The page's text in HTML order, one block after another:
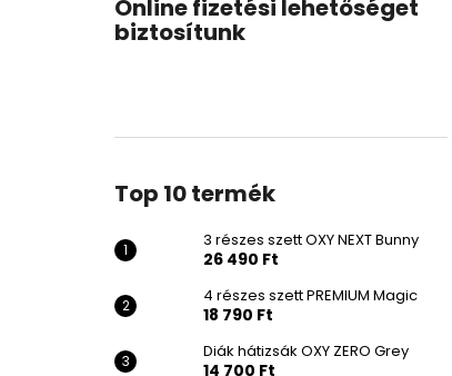
Online fizetési lehetőséget
biztosítunk
Top 10 termék
3 részes szett OXY NEXT Bunny
26 490 Ft
4 részes szett PREMIUM Magic
18 790 Ft
Diák hátizsák OXY ZERO Grey
14 700 Ft